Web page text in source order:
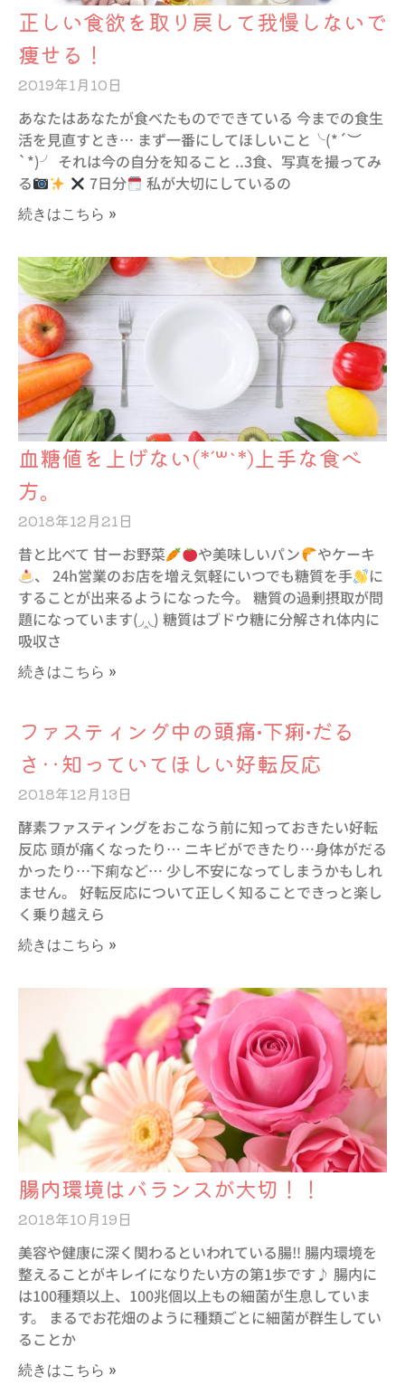
正しい食欲を取り戻して我慢しないで
痩せる！
2019年1月10日
あなたはあなたが食べたものでできている 今までの食生
活を見直すとき… まず一番にしてほしいこと╰(*´︶
`*)╯ それは今の自分を知ること ..3食、写真を撮ってみ
る
7日分 私が大切にしているの
続きはこちら »
血糖値を上げない(*´꒳`*)上手な食べ
方。
2018年12月21日
昔と比べて 甘ーお野菜
や美味しいパン
やケーキ
、 24h営業のお店を増え気軽にいつでも糖質を手
に
することが出来るようになった今。 糖質の過剰摂取が問
題になっています(◞‸◟) 糖質はブドウ糖に分解され体内に
吸収さ
続きはこちら »
ファスティング中の頭痛•下痢•だる
さ‥知っていてほしい好転反応
2018年12月13日
酵素ファスティングをおこなう前に知っておきたい好転
反応 頭が痛くなったり… ニキビができたり…身体がだる
かったり…下痢など… 少し不安になってしまうかもしれ
ません。 好転反応について正しく知ることできっと楽し
く乗り越えら
続きはこちら »
腸内環境はバランスが大切！！
2018年10月19日
美容や健康に深く関わるといわれている腸‼︎ 腸内環境を
整えることがキレイになりたい方の第1歩です♪ 腸内に
は100種類以上、100兆個以上もの細菌が生息していま
す。 まるでお花畑のように種類ごとに細菌が群生してい
ることか
続きはこちら »